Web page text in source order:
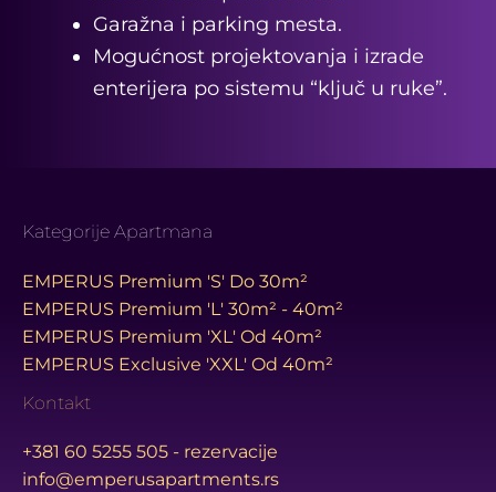
Garažna i parking mesta.
Mogućnost projektovanja i izrade
enterijera po sistemu “ključ u ruke”.
Kategorije Apartmana
EMPERUS Premium 'S' Do 30m²
EMPERUS Premium 'L' 30m² - 40m²
EMPERUS Premium 'XL' Od 40m²
EMPERUS Exclusive 'XXL' Od 40m²
Kontakt
+381 60 5255 505 - rezervacije
info@emperusapartments.rs